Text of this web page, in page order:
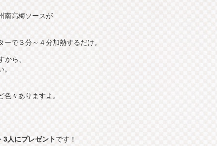
南高梅ソースが
で３分～４分加熱するだけ。
ら、
々ありますよ。
3人にプレゼントです！